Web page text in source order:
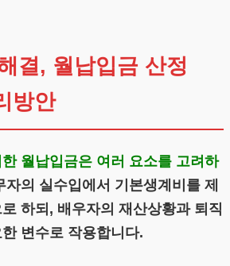
결, 월납입금 산정
방안
월납입금은 여러 요소를 고려하
자의 실수입에서 기본생계비를 제
하되, 배우자의 재산상황과 퇴직
변수로 작용합니다.